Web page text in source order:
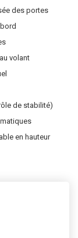
des portes
volant
de stabilité)
en hauteur